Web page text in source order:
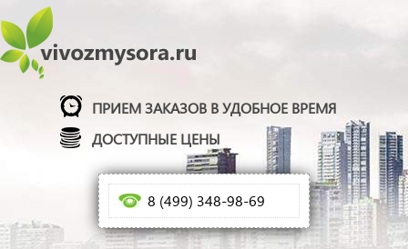
ПРИЕМ ЗАКАЗОВ В УДОБНОЕ ВРЕМЯ
ДОСТУПНЫЕ ЦЕНЫ
8 (499) 348-98-69